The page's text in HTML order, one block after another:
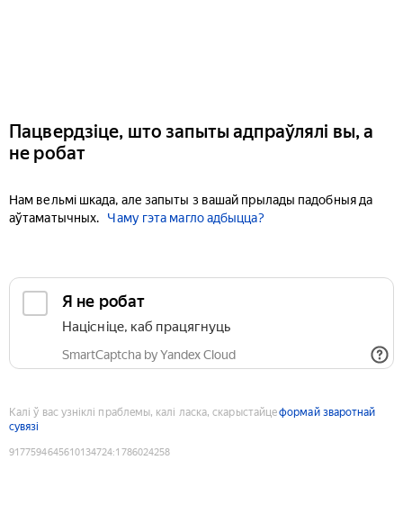
Пацвердзіце, што запыты адпраўлялі вы, а
не робат
Нам вельмі шкада, але запыты з вашай прылады падобныя да
аўтаматычных.
Чаму гэта магло адбыцца?
Я не робат
Націсніце, каб працягнуць
SmartCaptcha by Yandex Cloud
Калі ў вас узніклі праблемы, калі ласка, скарыстайцеформай зваротнай
сувязі
9177594645610134724:1786024258